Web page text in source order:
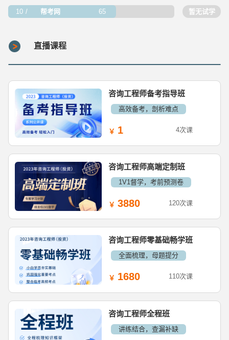
10 帮考网 65 暂无试学
直播课程
咨询工程师备考指导班
高效备考，剖析难点
1 4次课
咨询工程师高端定制班
1V1督学，考前预测卷
3880 120次课
咨询工程师零基础畅学班
全面梳理，母题提分
1680 110次课
咨询工程师全程班
讲练结合，查漏补缺